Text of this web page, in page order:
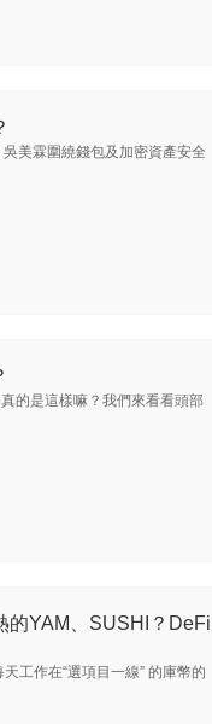
美霖圍繞錢包及加密資產安全
的是這樣嘛？我們來看看頭部
的YAM、SUSHI？DeFi
工作在“選項目一線” 的庫幣的